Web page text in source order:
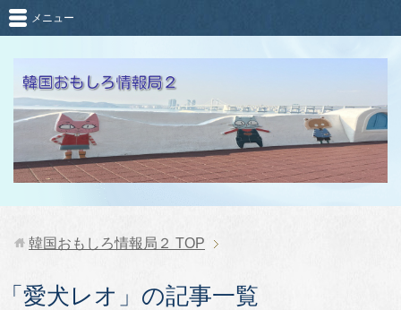
メニュー
韓国おもしろ情報局２ TOP
「愛犬レオ」の記事一覧